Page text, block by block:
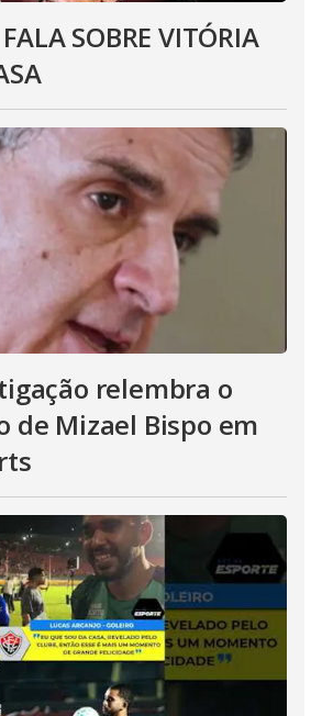
SOBRE VITÓRIA
relembra o
de Mizael Bispo em